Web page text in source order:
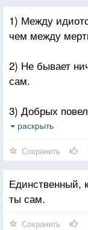
1) Между
чем между
2) Не бывает
сам.
3) Добрых
знает, как
******
Единственный,
раскрыть
Сохранить
Единственный,
ты сам.
Сохранить